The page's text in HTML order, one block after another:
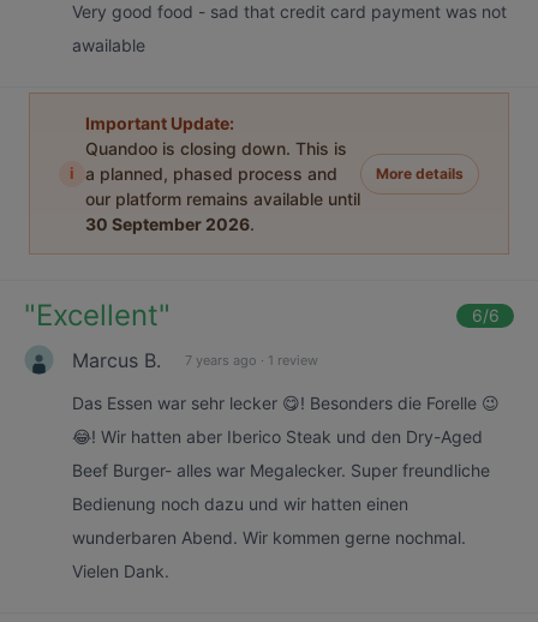
Very good food - sad that credit card payment was not
awailable
i
Important Update:
Quandoo is closing down. This is
a planned, phased process and
our platform remains available until
30 September 2026.
More details
"Excellent" 6/6
Marcus B. 7 years ago · 1 review
Das Essen war sehr lecker 😋! Besonders die Forelle 😉
😂! Wir hatten aber Iberico Steak und den Dry-Aged
Beef Burger- alles war Megalecker. Super freundliche
Bedienung noch dazu und wir hatten einen
wunderbaren Abend. Wir kommen gerne nochmal.
Vielen Dank.